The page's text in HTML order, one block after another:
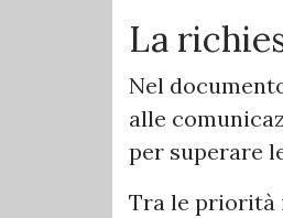
La
Nel
alle
per superare
Tra le priorità